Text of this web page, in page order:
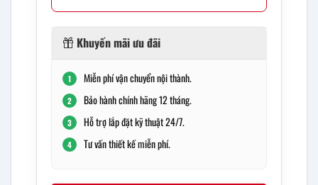
Khuyến mãi ưu đãi
1 Miễn phí vận chuyển nội thành.
2 Bảo hành chính hãng 12 tháng.
3 Hỗ trợ lắp đặt kỹ thuật 24/7.
4 Tư vấn thiết kế miễn phí.